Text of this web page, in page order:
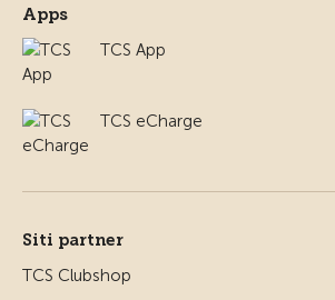
Apps
TCS App
TCS eCharge
Siti partner
TCS Clubshop